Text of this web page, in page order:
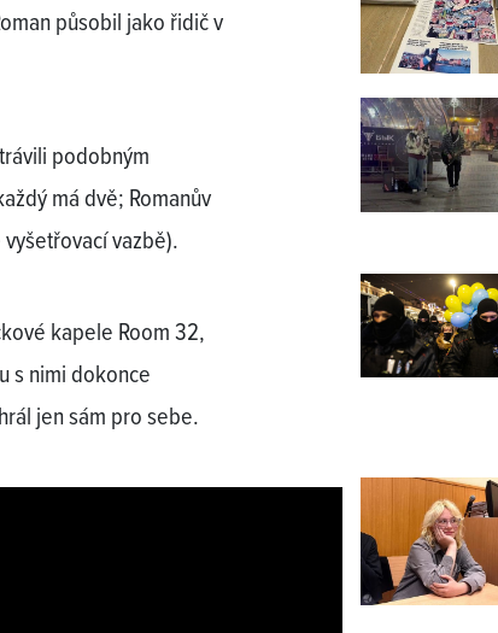
působil jako řidič v
podobným
má dvě; Romanův
vazbě).
kapele Room 32,
s nimi dokonce
jen sám pro sebe.